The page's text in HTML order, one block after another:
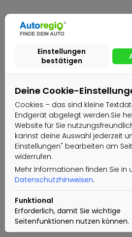
Deine Cookie-
Cookies – das sind kleine
Endgerät abgelegt werden.Sie
Website für Sie
kannst deine Auswahl jederzeit
Einstellungen" bearbeiten am
widerrufen.
Mehr Informationen finden Sie in
Datenschutzhinweisen.
Funktional
Erforderlich, damit Sie wichtige
Seitenfunktionen nutzen können.